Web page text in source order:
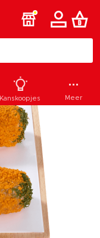
Kanskoopjes Meer